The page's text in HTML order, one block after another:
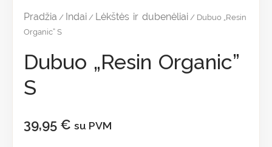
Pradžia / Indai / Lėkštės ir dubenėliai / Dubuo „Resin
Organic” S
Dubuo „Resin Organic”
S
39,95 € su PVM